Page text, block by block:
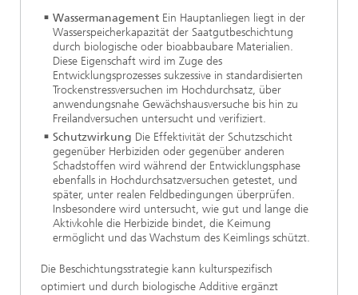
Wassermanagement Ein Hauptanliegen liegt in der
Wasserspeicherkapazität der Saatgutbeschichtung
durch biologische oder bioabbaubare Materialien.
Diese Eigenschaft wird im Zuge des
Entwicklungsprozesses sukzessive in standardisierten
Trockenstressversuchen im Hochdurchsatz, über
anwendungsnahe Gewächshausversuche bis hin zu
Freilandversuchen untersucht und verifiziert.
Schutzwirkung Die Effektivität der Schutzschicht
gegenüber Herbiziden oder gegenüber anderen
Schadstoffen wird während der Entwicklungsphase
ebenfalls in Hochdurchsatzversuchen getestet, und
später, unter realen Feldbedingungen überprüfen.
Insbesondere wird untersucht, wie gut und lange die
Aktivkohle die Herbizide bindet, die Keimung
ermöglicht und das Wachstum des Keimlings schützt.
Die Beschichtungsstrategie kann kulturspezifisch
optimiert und durch biologische Additive ergänzt